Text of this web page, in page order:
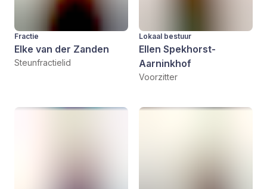
Fractie
Elke van der Zanden
Steunfractielid
Lokaal bestuur
Ellen Spekhorst-
Aarninkhof
Voorzitter